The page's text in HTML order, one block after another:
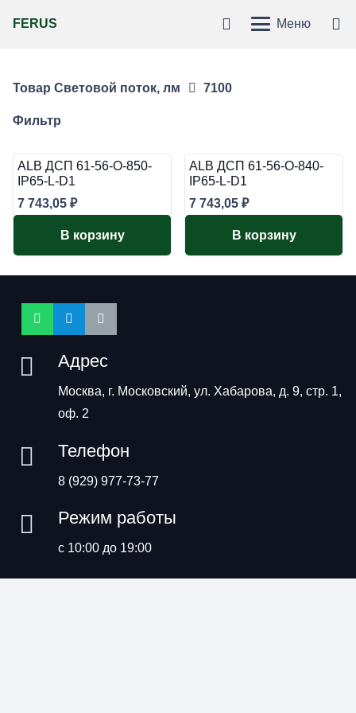
FERUS Меню
Товар Световой поток, лм 7100
Фильтр
ALB ДСП 61-56-O-850-
IP65-L-D1
7 743,05 ₽
В корзину
ALB ДСП 61-56-O-840-
IP65-L-D1
7 743,05 ₽
В корзину
Адрес
Москва, г. Московский, ул. Хабарова, д. 9, стр. 1,
оф. 2
Телефон
8 (929) 977-73-77
Режим работы
с 10:00 до 19:00